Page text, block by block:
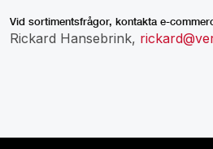
Vid sortimentsfrågor, kontakta e-
Rickard Hansebrink,